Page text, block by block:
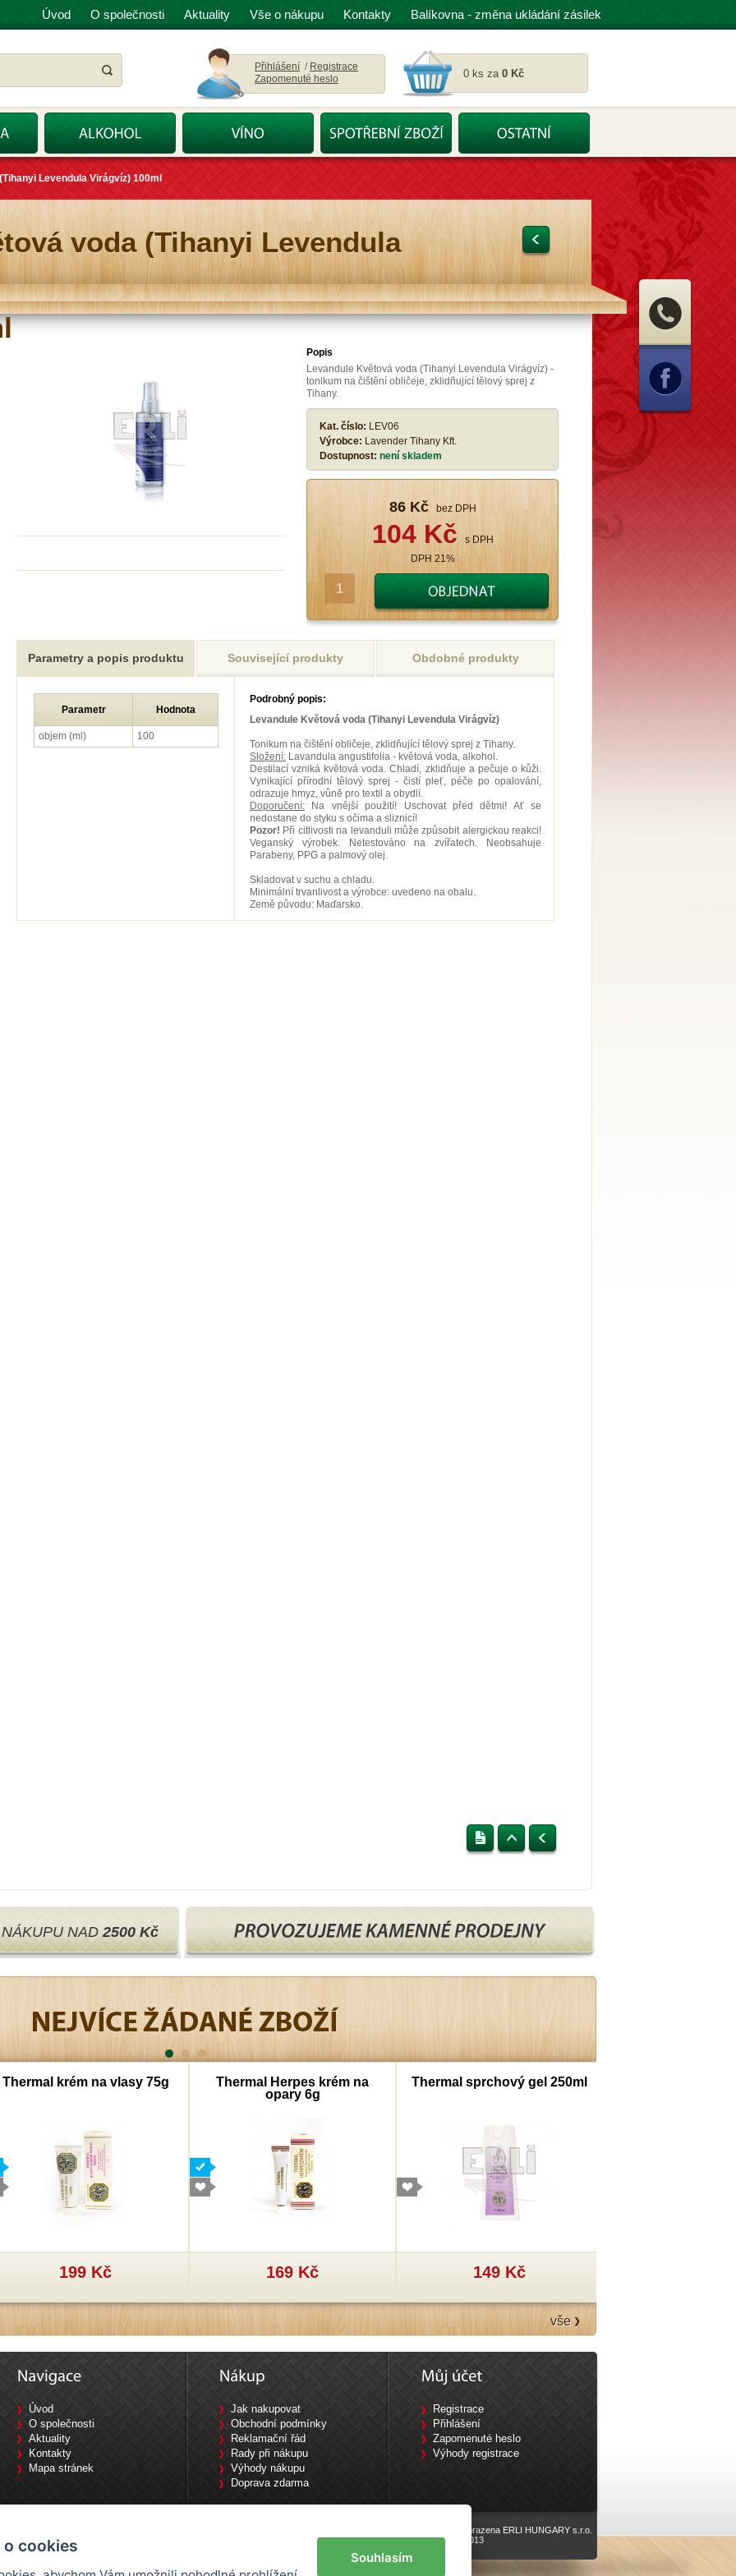
Úvod O společnosti Aktuality Vše o nákupu Kontakty Balíkovna - změna ukládání zásilek
Přihlášení / Registrace
Zapomenuté heslo
0 ks za 0 Kč
Levendula Virágvíz) 100ml
voda (Tihanyi Levendula
Popis
Levandule Květová voda (Tihanyi Levendula Virágvíz) -
tonikum na čištění obličeje, zklidňující tělový sprej z
Tihany.
Kat. číslo: LEV06
Výrobce: Lavender Tihany Kft.
Dostupnost: není skladem
86 Kč bez DPH
104 Kč
s DPH
DPH 21%
Parametry a popis produktu Související produkty Obdobné produkty
Parametr Hodnota
objem (ml) 100
Podrobný popis:
Levandule Květová voda (Tihanyi Levendula Virágvíz)
Tonikum na čištění obličeje, zklidňující tělový sprej z Tihany.
Složení: Lavandula angustifolia - květová voda, alkohol.
Destilací vzniká květová voda. Chladí, zklidňuje a pečuje o kůži.
Vynikající přírodní tělový sprej - čistí pleť, péče po opalování,
odrazuje hmyz, vůně pro textil a obydlí.
Doporučení: Na vnější použití! Uschovat před dětmi! Ať se
nedostane do styku s očima a sliznicí!
Pozor! Při citlivosti na levanduli může způsobit alergickou reakci!
Veganský výrobek. Netestováno na zvířatech. Neobsahuje
Parabeny, PPG a palmový olej.
Skladovat v suchu a chladu.
Minimální trvanlivost a výrobce: uvedeno na obalu.
Země původu: Maďarsko.
NAD2500 Kč
Thermal krém na vlasy 75g
199 Kč
Thermal Herpes krém na
opary 6g
169 Kč
Thermal sprchový gel 250ml
149 Kč
vše
Úvod
O společnosti
Aktuality
Kontakty
Mapa stránek
Jak nakupovat
Obchodní podmínky
Reklamační řád
Rady při nákupu
Výhody nákupu
Doprava zdarma
Registrace
Přihlášení
Zapomenuté heslo
Výhody registrace
Tyršova 1840/10, 702 00 Ostrava / Tel: 733 644 777
Všechna práva vyhrazena ERLI HUNGARY s.r.o.
vyrobiloEline.cz , 2013
cookies
Souhlasím